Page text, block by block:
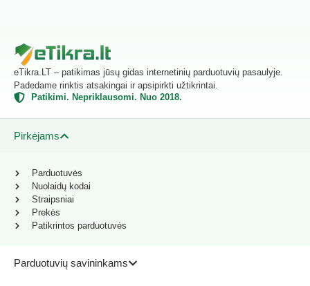
eTikra.LT – patikimas jūsų gidas internetinių parduotuvių pasaulyje.
Padedame rinktis atsakingai ir apsipirkti užtikrintai.
Patikimi. Nepriklausomi. Nuo 2018.
Pirkėjams
Parduotuvių savininkams
Parduotuvės
Nuolaidų kodai
Straipsniai
Prekės
Patikrintos parduotuvės